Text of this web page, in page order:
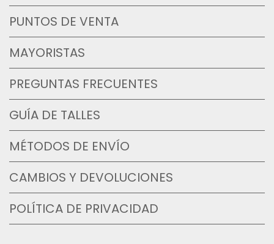
PUNTOS DE VENTA
MAYORISTAS
PREGUNTAS FRECUENTES
GUÍA DE TALLES
MÉTODOS DE ENVÍO
CAMBIOS Y DEVOLUCIONES
POLÍTICA DE PRIVACIDAD